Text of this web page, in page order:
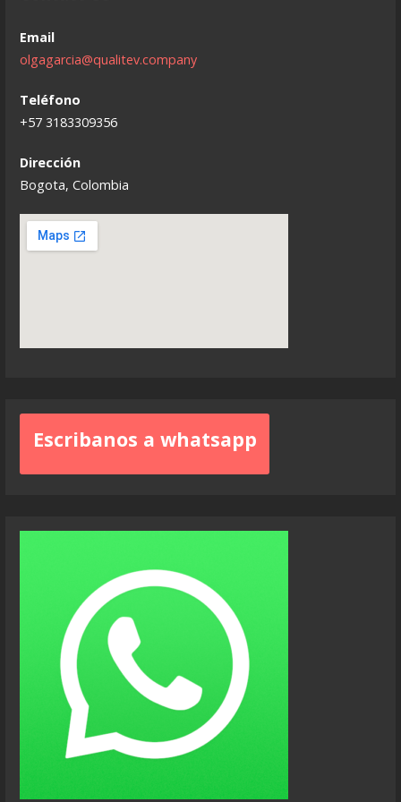
Email
olgagarcia@qualitev.company
Teléfono
+57 3183309356
Dirección
Bogota, Colombia
Escribanos a whatsapp